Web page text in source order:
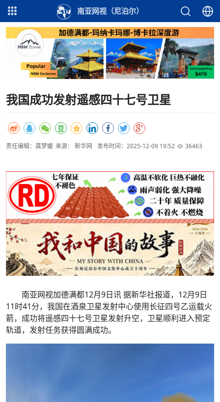
南亚网视（尼泊尔）
我国成功发射遥感四十七号卫星
责任编辑：龚梦媛 来源： 新华网 发布时间：2025-12-09 19:52 36463
南亚网视加德满都12月9日讯 据新华社报道，12月9日
11时41分，我国在酒泉卫星发射中心使用长征四号乙运载火
箭，成功将遥感四十七号卫星发射升空，卫星顺利进入预定
轨道，发射任务获得圆满成功。